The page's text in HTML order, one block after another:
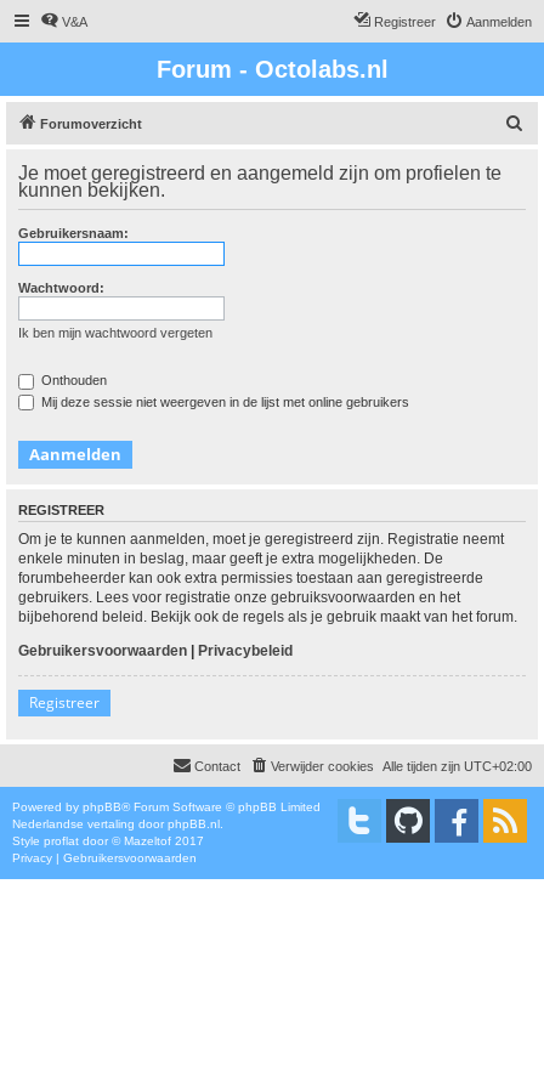
V&A Aanmelden
Registreer
Forum - Octolabs.nl
Forumoverzicht
k
Je moet geregistreerd en aangemeld zijn om profielen te
kunnen bekijken.
Gebruikersnaam:
Wachtwoord:
Ik ben mijn wachtwoord vergeten
Onthouden
Mij deze sessie niet weergeven in de lijst met online gebruikers
REGISTREER
Om je te kunnen aanmelden, moet je geregistreerd zijn. Registratie neemt
enkele minuten in beslag, maar geeft je extra mogelijkheden. De
forumbeheerder kan ook extra permissies toestaan aan geregistreerde
gebruikers. Lees voor registratie onze gebruiksvoorwaarden en het
bijbehorend beleid. Bekijk ook de regels als je gebruik maakt van het forum.
Gebruikersvoorwaarden | Privacybeleid
Registreer
Alle tijden zijn UTC+02:00
Verwijder cookies
Contact
Powered by phpBB® Forum Software © phpBB Limited
Nederlandse vertaling door phpBB.nl
Style proflat door ©Mazeltof 2017
Privacy | Gebruikersvoorwaarden